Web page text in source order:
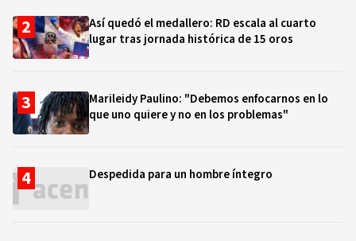
Así quedó el medallero: RD escala al cuarto
lugar tras jornada histórica de 15 oros
Marileidy Paulino: "Debemos enfocarnos en lo
que uno quiere y no en los problemas"
Despedida para un hombre íntegro